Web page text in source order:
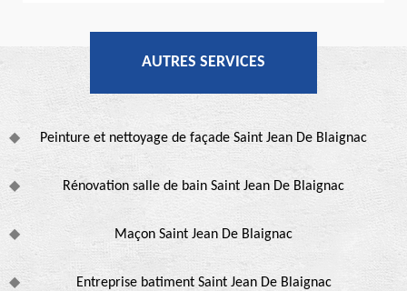
AUTRES SERVICES
Peinture et nettoyage de façade Saint Jean De Blaignac
Rénovation salle de bain Saint Jean De Blaignac
Maçon Saint Jean De Blaignac
Entreprise batiment Saint Jean De Blaignac